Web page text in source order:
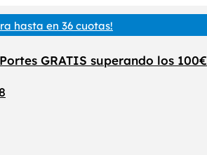
hasta en 36 cuotas!
GRATIS superando los 100€